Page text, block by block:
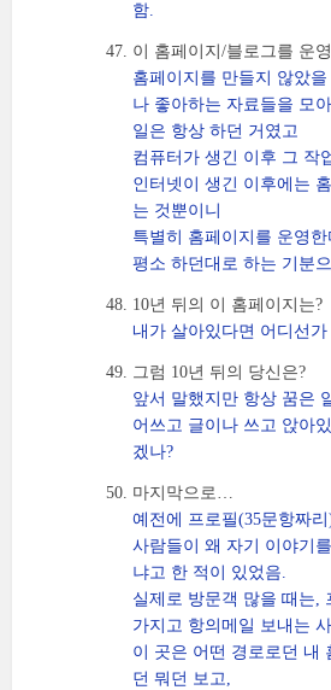
함.
이 홈페이지/블로그를 운
홈페이지를 만들지 않았
나 좋아하는 자료들을 모
일은 항상 하던 거였고
컴퓨터가 생긴 이후 그 작
인터넷이 생긴 이후에는
는 것뿐이니
특별히 홈페이지를 운영
평소 하던대로 하는 기분
10년 뒤의 이 홈페이지는?
내가 살아있다면 어디선
그럼 10년 뒤의 당신은?
앞서 말했지만 항상 꿈은
어쓰고 글이나 쓰고 앉아
겠나?
마지막으로…
예전에 프로필(35문항짜
사람들이 왜 자기 이야기
냐고 한 적이 있었음.
실제로 방문객 많을 때는,
가지고 항의메일 보내는
이 곳은 어떤 경로로던 내
던 뭐던 보고,